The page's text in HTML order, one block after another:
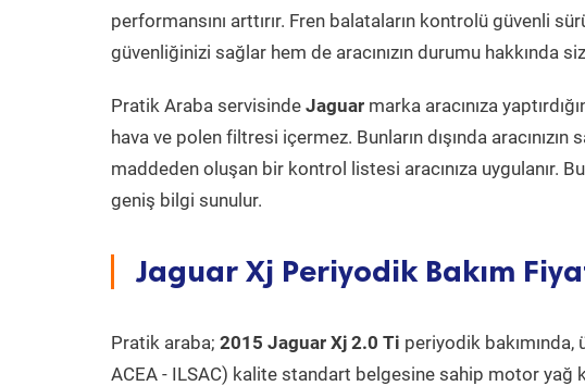
performansını arttırır. Fren balataların kontrolü güvenli
güvenliğinizi sağlar hem de aracınızın durumu hakkında
Pratik Araba servisinde Jaguar marka aracınıza
hava ve polen filtresi içermez. Bunların dışında
maddeden oluşan bir kontrol listesi aracınıza uygulanır.
geniş bilgi sunulur.
Jaguar Xj Periyodik Bakım
Pratik araba; 2015 Jaguar Xj 2.0 Ti periyodik
ACEA - ILSAC) kalite standart belgesine sahip motor yağ